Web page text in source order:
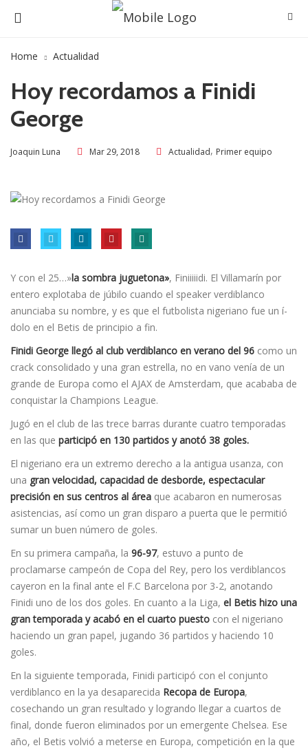
Home Actualidad
Hoy recordamos a Finidi
George
Joaquin Luna Mar 29, 2018 Actualidad, Primer equipo
Y con el 25…»la sombra juguetona», Finiiiiidi. El Villamarín por
entero explotaba de júbilo cuando el speaker verdiblanco
anunciaba su nombre, y es que el futbolista nigeriano fue un í­
dolo en el Betis de principio a fin.
Finidi George llegó al club verdiblanco en verano del 96 como un
crack consolidado y una gran estrella, no en vano vení­a de un
grande de Europa como el AJAX de Amsterdam, que acababa de
conquistar la Champions League.
Jugó en el club de las trece barras durante cuatro temporadas
en las que participó en 130 partidos y anotó 38 goles.
El nigeriano era un extremo derecho a la antigua usanza, con
una gran velocidad, capacidad de desborde, espectacular
precisión en sus centros al área que acabaron en numerosas
asistencias, así como un gran disparo a puerta que le permitió
sumar un buen número de goles.
En su primera campaña, la 96-97, estuvo a punto de
proclamarse campeón de Copa del Rey, pero los verdiblancos
cayeron en la final ante el F.C Barcelona por 3-2, anotando
Finidi uno de los dos goles. En cuanto a la Liga, el Betis hizo una
gran temporada y acabó en el cuarto puesto con el nigeriano
haciendo un gran papel, jugando 36 partidos y haciendo 10
goles.
En la siguiente temporada, Finidi participó con el conjunto
verdiblanco en la ya desaparecida Recopa de Europa,
cosechando un gran resultado y logrando llegar a cuartos de
final, donde fueron eliminados por un emergente Chelsea. Ese
año, el Betis volvió a meterse en Europa, competición en la que